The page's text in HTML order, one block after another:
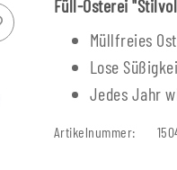
Füll-Osterei
Müllfreies
Lose
Jedes Jahr
Artikelnummer: